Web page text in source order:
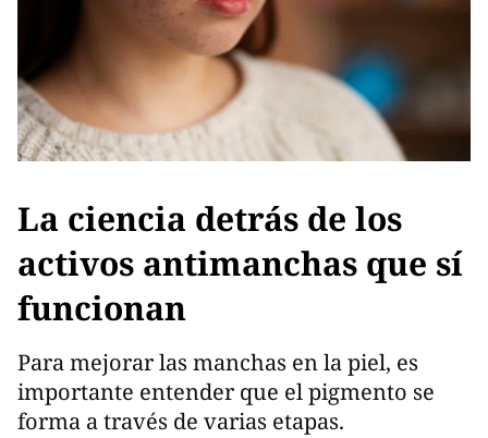
La ciencia detrás de los
activos antimanchas que sí
funcionan
Para mejorar las manchas en la piel, es
importante entender que el pigmento se
forma a través de varias etapas.